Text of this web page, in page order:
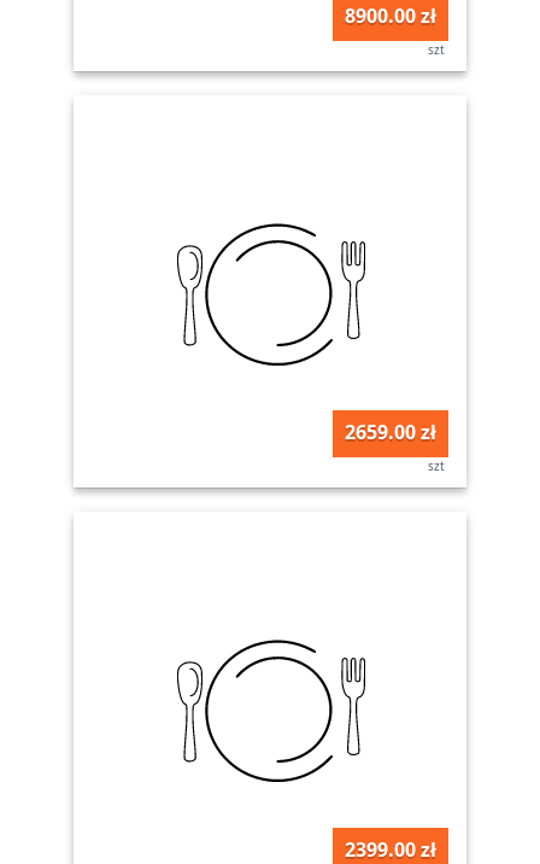
8900.00 zł
szt
2659.00 zł
szt
2399.00 zł